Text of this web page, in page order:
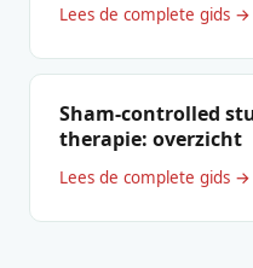
Lees de complete gids →
Sham-controlled
therapie: overzicht
Lees de complete gids →